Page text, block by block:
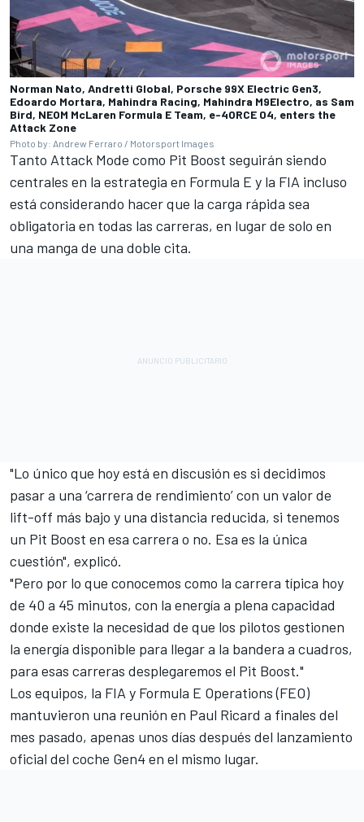
Norman Nato, Andretti Global, Porsche 99X Electric Gen3,
Edoardo Mortara, Mahindra Racing, Mahindra M9Electro, as Sam
Bird, NEOM McLaren Formula E Team, e-4ORCE 04, enters the
Attack Zone
Photo by: Andrew Ferraro / Motorsport Images
Tanto Attack Mode como Pit Boost seguirán siendo
centrales en la estrategia en Formula E y la FIA incluso
está considerando hacer que la carga rápida sea
obligatoria en todas las carreras, en lugar de solo en
una manga de una doble cita.
"Lo único que hoy está en discusión es si decidimos
pasar a una ‘carrera de rendimiento’ con un valor de
lift-off más bajo y una distancia reducida, si tenemos
un Pit Boost en esa carrera o no. Esa es la única
cuestión", explicó.
"Pero por lo que conocemos como la carrera típica hoy
de 40 a 45 minutos, con la energía a plena capacidad
donde existe la necesidad de que los pilotos gestionen
la energía disponible para llegar a la bandera a cuadros,
para esas carreras desplegaremos el Pit Boost."
Los equipos, la FIA y Formula E Operations (FEO)
mantuvieron una reunión en Paul Ricard a finales del
mes pasado, apenas unos días después del lanzamiento
oficial del coche Gen4 en el mismo lugar.